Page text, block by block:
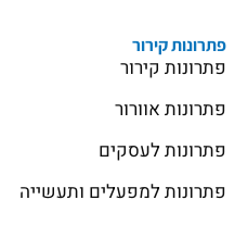
פתרונות קירור
פתרונות קירור
פתרונות אוורור
פתרונות לעסקים
פתרונות למפעלים ותעשייה